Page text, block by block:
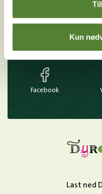
Kun
Facebook
Last ned